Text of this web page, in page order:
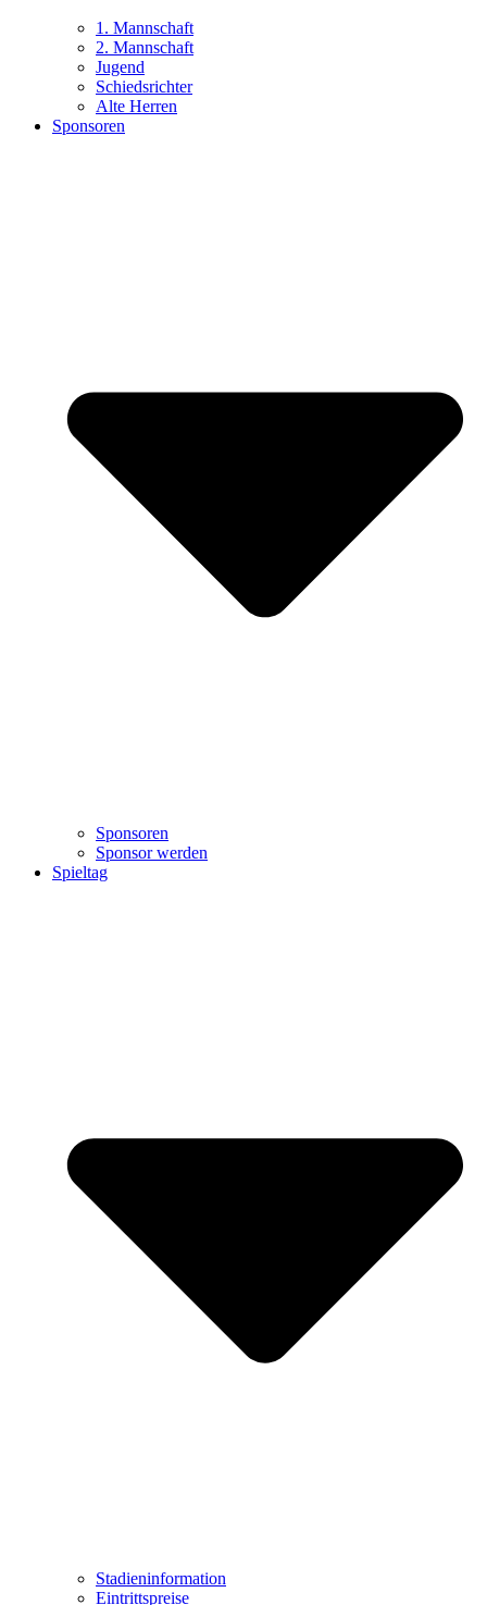
1. Mannschaft
2. Mannschaft
Jugend
Schiedsrichter
Alte Herren
Sponsoren
Sponsoren
Sponsor werden
Spieltag
Stadieninformation
Eintrittspreise